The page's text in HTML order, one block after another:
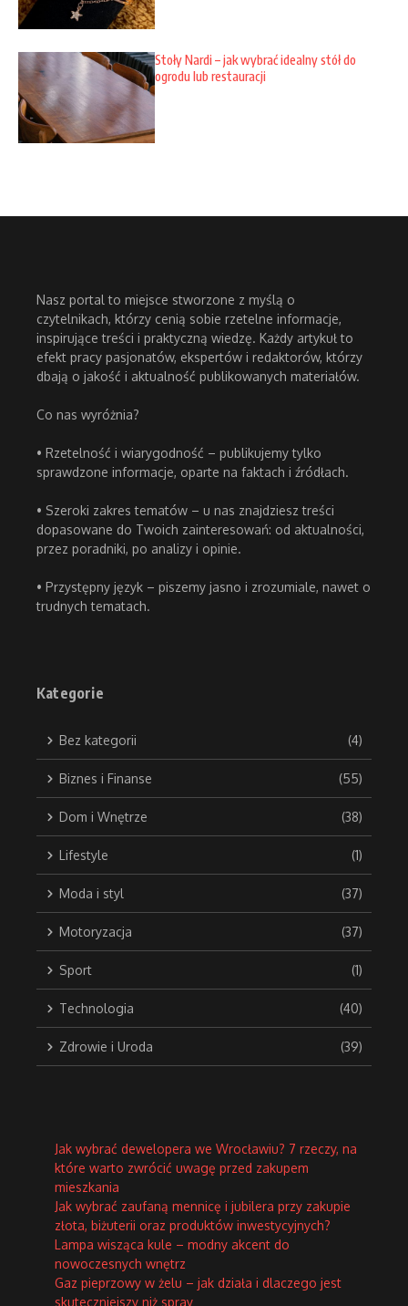
Stoły Nardi – jak wybrać idealny stół do
ogrodu lub restauracji
Nasz portal to miejsce stworzone z myślą o
czytelnikach, którzy cenią sobie rzetelne informacje,
inspirujące treści i praktyczną wiedzę. Każdy artykuł to
efekt pracy pasjonatów, ekspertów i redaktorów, którzy
dbają o jakość i aktualność publikowanych materiałów.
Co nas wyróżnia?
• Rzetelność i wiarygodność – publikujemy tylko
sprawdzone informacje, oparte na faktach i źródłach.
• Szeroki zakres tematów – u nas znajdziesz treści
dopasowane do Twoich zainteresowań: od aktualności,
przez poradniki, po analizy i opinie.
• Przystępny język – piszemy jasno i zrozumiale, nawet o
trudnych tematach.
Kategorie
Bez kategorii (4)
Biznes i Finanse (55)
Dom i Wnętrze (38)
Lifestyle (1)
Moda i styl (37)
Motoryzacja (37)
Sport (1)
Technologia (40)
Zdrowie i Uroda (39)
Jak wybrać dewelopera we Wrocławiu? 7 rzeczy, na
które warto zwrócić uwagę przed zakupem
mieszkania
Jak wybrać zaufaną mennicę i jubilera przy zakupie
złota, biżuterii oraz produktów inwestycyjnych?
Lampa wisząca kule – modny akcent do
nowoczesnych wnętrz
Gaz pieprzowy w żelu – jak działa i dlaczego jest
skuteczniejszy niż spray